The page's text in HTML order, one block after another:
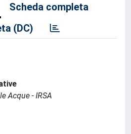
Scheda completa
(DC)
Acque - IRSA